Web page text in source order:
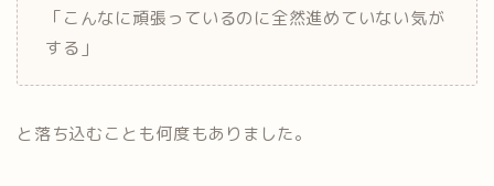
「こんなに頑張っているのに全然進めていない気が
する」
と落ち込むことも何度もありました。